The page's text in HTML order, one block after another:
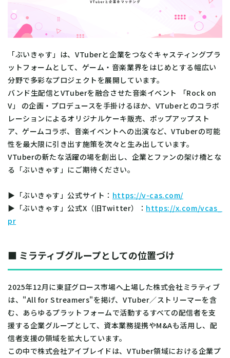
「ぶいきゃす」は、VTuberと企業をつなぐキャスティングプラ
ットフォームとして、ゲーム・音楽業界をはじめとする幅広い
分野で多彩なプロジェクトを展開しています。
バンド生配信とVTuberを融合させた音楽イベント 「Rock on
V」 の企画・プロデュースを手掛けるほか、VTuberとのコラボ
レーションによるオリジナルケーキ販売、ポップアップスト
ア、ゲームコラボ、音楽イベントへの出演など、VTuberの可能
性を最大限に引き出す施策を次々と生み出しています。
VTuberの新たな活躍の場を創出し、企業とファンの架け橋とな
る「ぶいきゃす」にご期待ください。
▶「ぶいきゃす」公式サイト： https://v-cas.com/
▶「ぶいきゃす」公式X（旧Twitter）： https://x.com/vcas_
pr
■ ミラティブグループとしての位置づけ
2025年12月に東証グロース市場へ上場した株式会社ミラティブ
は、"All for Streamers"を掲げ、VTuber／ストリーマーを含
む、あらゆるプラットフォームで活動するすべての配信者を支
援する企業グループとして、資本業務提携やM&Aも活用し、配
信者支援の領域を拡大しています。
この中で株式会社アイブレイドは、VTuber領域における企業プ